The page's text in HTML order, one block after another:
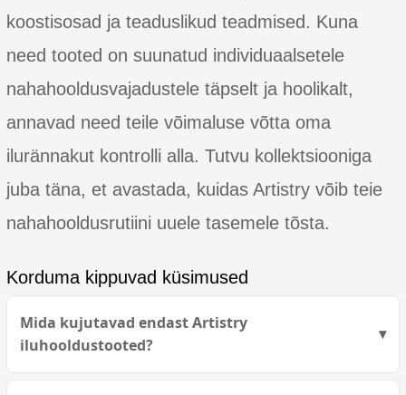
koostisosad ja teaduslikud teadmised. Kuna
need tooted on suunatud individuaalsetele
nahahooldusvajadustele täpselt ja hoolikalt,
annavad need teile võimaluse võtta oma
ilurännakut kontrolli alla. Tutvu kollektsiooniga
juba täna, et avastada, kuidas Artistry võib teie
nahahooldusrutiini uuele tasemele tõsta.
Korduma kippuvad küsimused
Mida kujutavad endast Artistry
iluhooldustooted?